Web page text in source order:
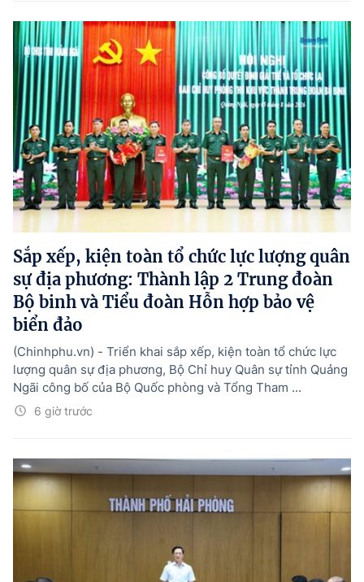
Sắp xếp, kiện toàn tổ chức lực lượng quân
sự địa phương: Thành lập 2 Trung đoàn
Bộ binh và Tiểu đoàn Hỗn hợp bảo vệ
biển đảo
6 giờ trước
(Chinhphu.vn) - Triển khai sắp xếp, kiện toàn tổ chức lực
lượng quân sự địa phương, Bộ Chỉ huy Quân sự tỉnh Quảng
Ngãi công bố của Bộ Quốc phòng và Tổng Tham ...